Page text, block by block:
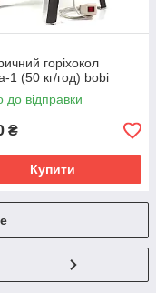
горіхокол
1 (50 кг/год) bobi
до відправки
₴
Купити